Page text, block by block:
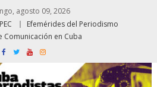
agosto 09, 2026
Efemérides del Periodismo
Comunicación en Cuba